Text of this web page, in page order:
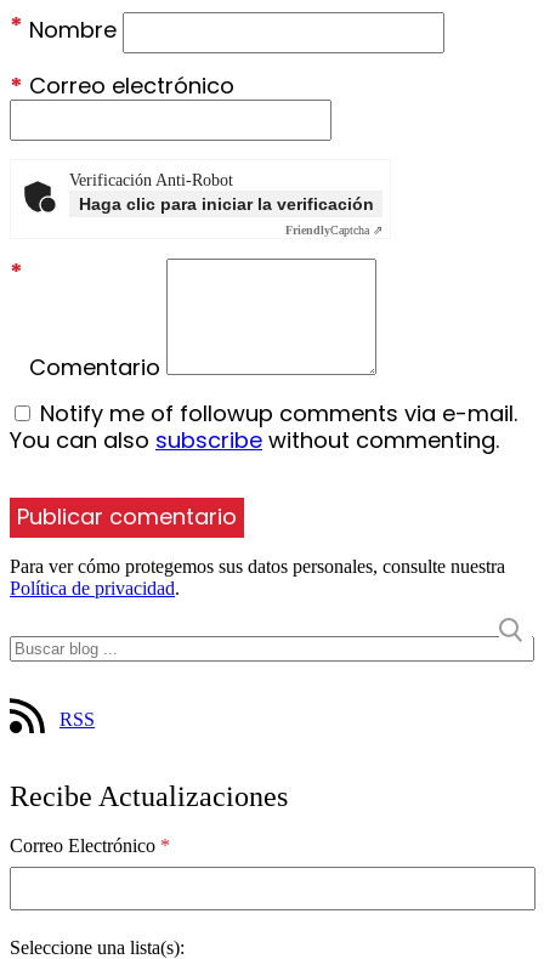
Nombre
*
Correo electrónico
*
Verificación Anti-Robot
Haga clic para iniciar la verificación
FriendlyCaptcha ⇗
Comentario
*
Notify me of followup comments via e-mail.
You can also subscribe without commenting.
Para ver cómo protegemos sus datos personales, consulte nuestra
Política de privacidad.
RSS
Recibe Actualizaciones
Correo Electrónico *
Seleccione una lista(s):